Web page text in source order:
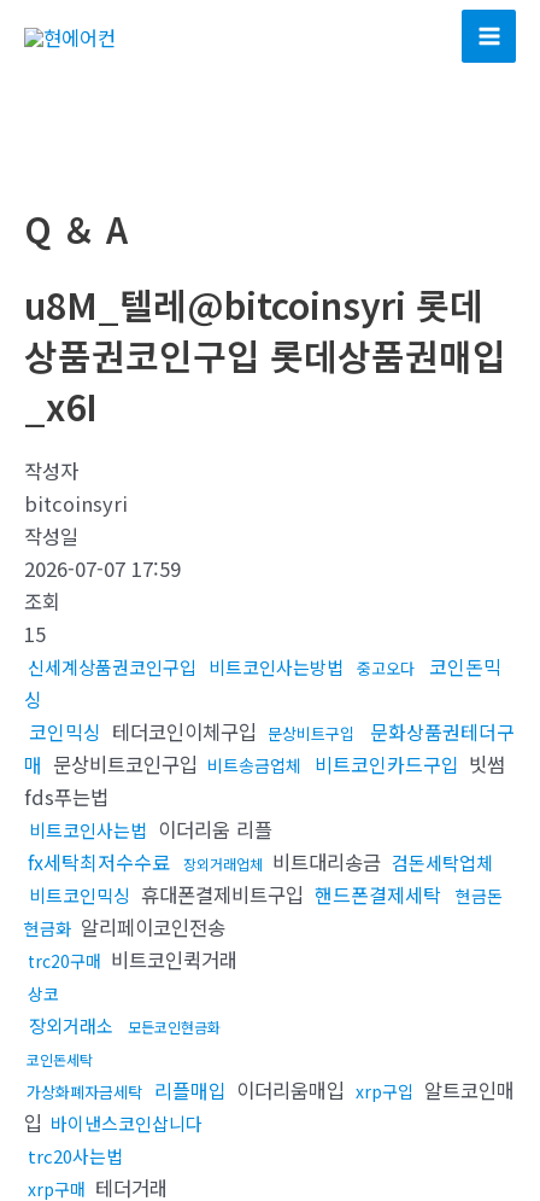
Main
Q ＆ A
u8M_텔레@bitcoinsyri 롯데
상품권코인구입 롯데상품권매입
_x6I
작성자
bitcoinsyri
작성일
2026-07-07 17:59
조회
15
신세계상품권코인구입 비트코인사는방법 중고오다
코인돈믹
싱
코인믹싱 테더코인이체구입 문상비트구입
문화상품권테더구
매 문상비트코인구입 비트송금업체 비트코인카드구입 빗썸
fds푸는법
비트코인사는법 이더리움 리플
fx세탁최저수수료
장외거래업체 비트대리송금 검돈세탁업체
비트코인믹싱 휴대폰결제비트구입 핸드폰결제세탁 현금돈
현금화 알리페이코인전송
trc20구매 비트코인퀵거래
상코
장외거래소
모든코인현금화
코인돈세탁
가상화폐자금세탁 리플매입 이더리움매입 xrp구입 알트코인매
입 바이낸스코인삽니다
trc20사는법
xrp구매 테더거래